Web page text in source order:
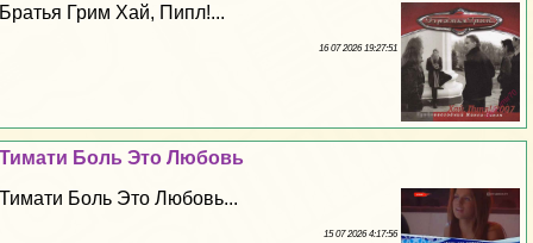
Братья Грим Хай, Пипл!...
16 07 2026 19:27:51
Тимати Боль Это Любовь
Тимати Боль Это Любовь...
15 07 2026 4:17:56